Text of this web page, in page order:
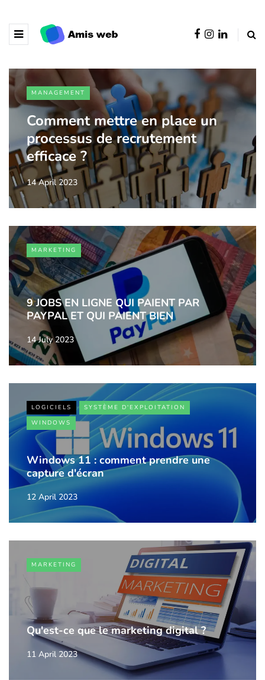
MANAGEMENT
Comment mettre en place un
processus de recrutement
efficace ?
14 April 2023
MARKETING
9 JOBS EN LIGNE QUI PAIENT PAR
PAYPAL ET QUI PAIENT BIEN
14 July 2023
LOGICIELS
SYSTÈME D'EXPLOITATION
WINDOWS
Windows 11 : comment prendre une
capture d'écran
12 April 2023
MARKETING
Qu'est-ce que le marketing digital ?
11 April 2023